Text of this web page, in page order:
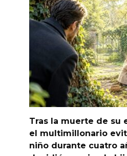
Tras la muerte de su
el multimillonario
niño durante cuatro